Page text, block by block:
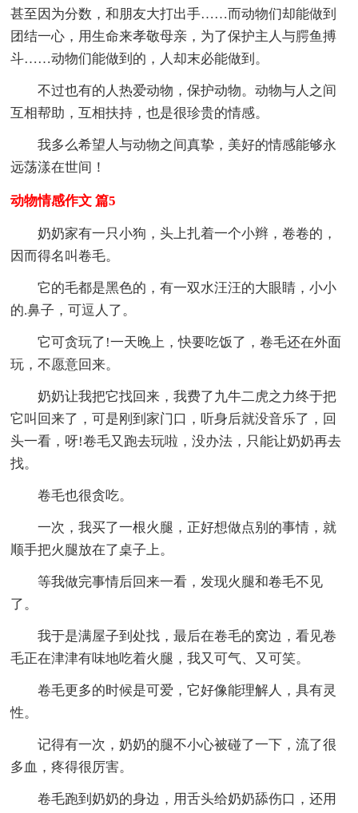
甚至因为分数，和朋友大打出手……而动物们却能做到
团结一心，用生命来孝敬母亲，为了保护主人与腭鱼搏
斗……动物们能做到的，人却末必能做到。
不过也有的人热爱动物，保护动物。动物与人之间
互相帮助，互相扶持，也是很珍贵的情感。
我多么希望人与动物之间真挚，美好的情感能够永
远荡漾在世间！
动物情感作文 篇5
奶奶家有一只小狗，头上扎着一个小辫，卷卷的，
因而得名叫卷毛。
它的毛都是黑色的，有一双水汪汪的大眼睛，小小
的.鼻子，可逗人了。
它可贪玩了!一天晚上，快要吃饭了，卷毛还在外面
玩，不愿意回来。
奶奶让我把它找回来，我费了九牛二虎之力终于把
它叫回来了，可是刚到家门口，听身后就没音乐了，回
头一看，呀!卷毛又跑去玩啦，没办法，只能让奶奶再去
找。
卷毛也很贪吃。
一次，我买了一根火腿，正好想做点别的事情，就
顺手把火腿放在了桌子上。
等我做完事情后回来一看，发现火腿和卷毛不见
了。
我于是满屋子到处找，最后在卷毛的窝边，看见卷
毛正在津津有味地吃着火腿，我又可气、又可笑。
卷毛更多的时候是可爱，它好像能理解人，具有灵
性。
记得有一次，奶奶的腿不小心被碰了一下，流了很
多血，疼得很厉害。
卷毛跑到奶奶的身边，用舌头给奶奶舔伤口，还用